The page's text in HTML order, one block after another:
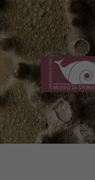
di
Storia
di